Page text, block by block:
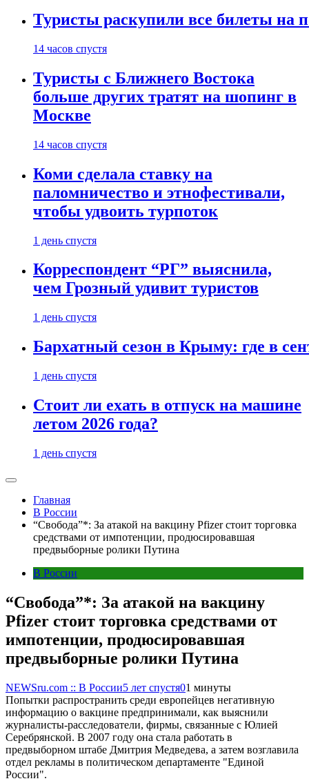
Туристы раскупили все билеты на
14 часов спустя
Туристы с Ближнего Востока
больше других тратят на шопинг в
Москве
14 часов спустя
Коми сделала ставку на
паломничество и этнофестивали,
чтобы удвоить турпоток
1 день спустя
Корреспондент “РГ” выяснила,
чем Грозный удивит туристов
1 день спустя
Бархатный сезон в Крыму: где в
1 день спустя
Стоит ли ехать в отпуск на машине
летом 2026 года?
1 день спустя
Главная
В России
“Свобода”*: За атакой на вакцину Pfizer стоит торговка
средствами от импотенции, продюсировавшая
предвыборные ролики Путина
В России
“Свобода”*: За атакой на вакцину
Pfizer стоит торговка средствами от
импотенции, продюсировавшая
предвыборные ролики Путина
NEWSru.com :: В России5 лет спустя01 минуты
Попытки распространить среди европейцев негативную
информацию о вакцине предпринимали, как выяснили
журналисты-расследователи, фирмы, связанные с Юлией
Серебрянской. В 2007 году она стала работать в
предвыборном штабе Дмитрия Медведева, а затем возглавила
отдел рекламы в политическом департаменте "Единой
России".